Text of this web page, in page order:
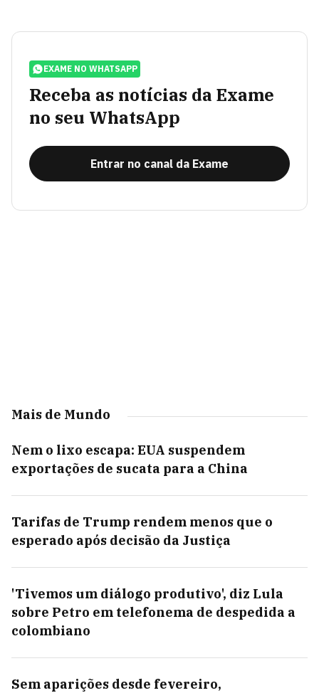
EXAME NO WHATSAPP
Receba as notícias da Exame
no seu WhatsApp
Entrar no canal da Exame
Mais de Mundo
Nem o lixo escapa: EUA suspendem
exportações de sucata para a China
Tarifas de Trump rendem menos que o
esperado após decisão da Justiça
'Tivemos um diálogo produtivo', diz Lula
sobre Petro em telefonema de despedida a
colombiano
Sem aparições desde fevereiro,